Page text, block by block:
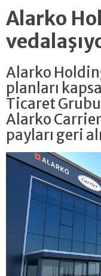
Alarko
Alarko
planları
Ticaret
Alarko
payları geri